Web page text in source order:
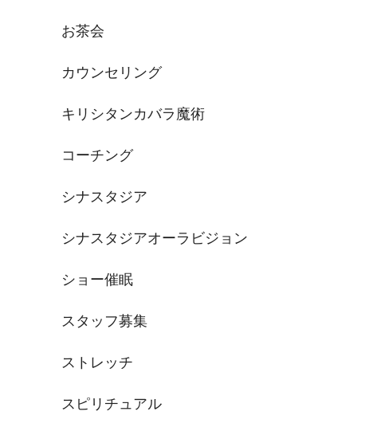
お茶会
カウンセリング
キリシタンカバラ魔術
コーチング
シナスタジア
シナスタジアオーラビジョン
ショー催眠
スタッフ募集
ストレッチ
スピリチュアル